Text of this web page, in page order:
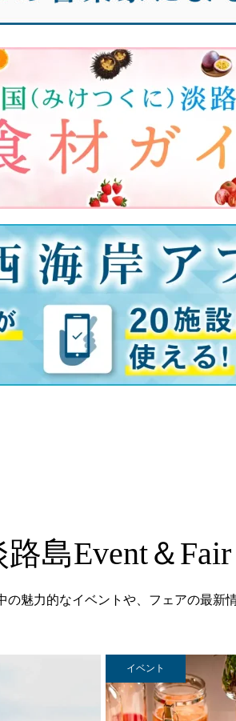
路島Event＆Fair
の魅力的なイベントや、フェアの最新
イベント